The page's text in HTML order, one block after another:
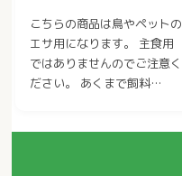
こちらの商品は鳥やペットの
エサ用になります。 主食用
ではありませんのでご注意く
ださい。 あくまで飼料…